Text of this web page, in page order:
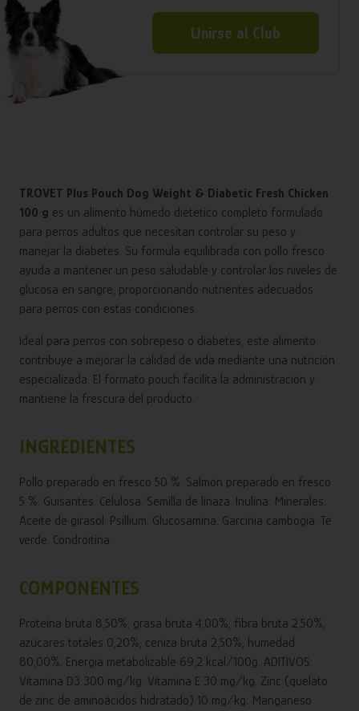
Unirse al Club
TROVET Plus Pouch Dog Weight & Diabetic Fresh Chicken
100 g es un alimento húmedo dietético completo formulado
para perros adultos que necesitan controlar su peso y
manejar la diabetes. Su fórmula equilibrada con pollo fresco
ayuda a mantener un peso saludable y controlar los niveles de
glucosa en sangre, proporcionando nutrientes adecuados
para perros con estas condiciones.
Ideal para perros con sobrepeso o diabetes, este alimento
contribuye a mejorar la calidad de vida mediante una nutrición
especializada. El formato pouch facilita la administración y
mantiene la frescura del producto.
INGREDIENTES
Pollo preparado en fresco 50 %. Salmón preparado en fresco
5 %. Guisantes. Celulosa. Semilla de linaza. Inulina. Minerales.
Aceite de girasol. Psillium. Glucosamina. Garcinia cambogia. Té
verde. Condroitina.
COMPONENTES
Proteína bruta 8,50%, grasa bruta 4,00%, fibra bruta 2,50%,
azúcares totales 0,20%, ceniza bruta 2,50%, humedad
80,00%. Energía metabolizable 69,2 kcal/100g. ADITIVOS:
Vitamina D3 300 mg/kg. Vitamina E 30 mg/kg. Zinc (quelato
de zinc de aminoácidos hidratado) 10 mg/kg. Manganeso